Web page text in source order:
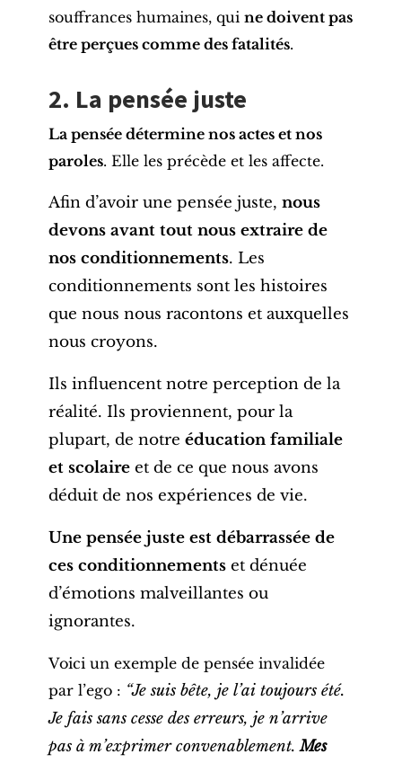
souffrances humaines, qui ne doivent pas
être perçues comme des fatalités.
2. La pensée juste
La pensée détermine nos actes et nos
paroles. Elle les précède et les affecte.
Afin d’avoir une pensée juste, nous
devons avant tout nous extraire de
nos conditionnements. Les
conditionnements sont les histoires
que nous nous racontons et auxquelles
nous croyons.
Ils influencent notre perception de la
réalité. Ils proviennent, pour la
plupart, de notre éducation familiale
et scolaireet de ce que nous avons
déduit de nos expériences de vie.
Une pensée juste est débarrassée de
ces conditionnementset dénuée
d’émotions malveillantes ou
ignorantes.
Voici un exemple de pensée invalidée
par l’ego : “Je suis bête, je l’ai toujours été.
Je fais sans cesse des erreurs, je n’arrive
pas à m’exprimer convenablement.Mes